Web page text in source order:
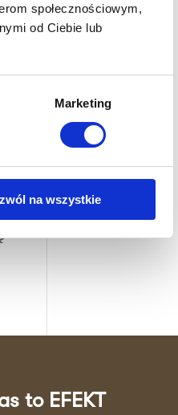
społecznościowym,
od Ciebie lub
Marketing
na wszystkie
to EFEKT